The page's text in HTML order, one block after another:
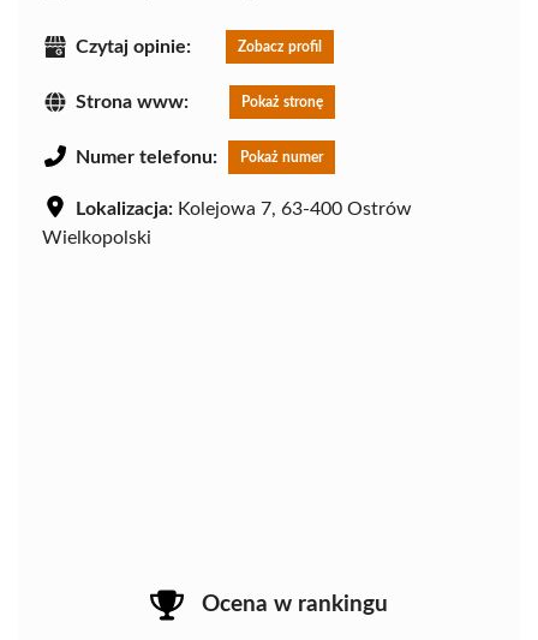
Czytaj opinie: Zobacz profil
Strona www: Pokaż stronę
Numer telefonu: Pokaż numer
Lokalizacja: Kolejowa 7, 63-400 Ostrów
Wielkopolski
Ocena w rankingu